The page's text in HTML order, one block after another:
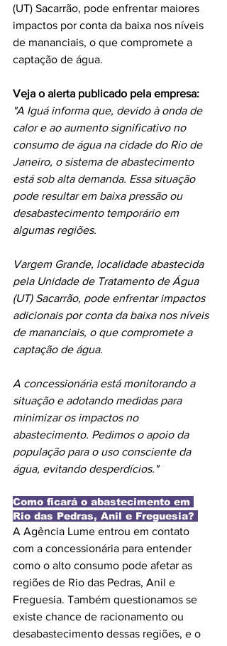
(UT) Sacarrão, pode enfrentar maiores
impactos por conta da baixa nos níveis
de mananciais, o que compromete a
captação de água.
Veja o alerta publicado pela empresa:
"A Iguá informa que, devido à onda de
calor e ao aumento significativo no
consumo de água na cidade do Rio de
Janeiro, o sistema de abastecimento
está sob alta demanda. Essa situação
pode resultar em baixa pressão ou
desabastecimento temporário em
algumas regiões.
Vargem Grande, localidade abastecida
pela Unidade de Tratamento de Água
(UT) Sacarrão, pode enfrentar impactos
adicionais por conta da baixa nos níveis
de mananciais, o que compromete a
captação de água.
A concessionária está monitorando a
situação e adotando medidas para
minimizar os impactos no
abastecimento. Pedimos o apoio da
população para o uso consciente da
água, evitando desperdícios."
Como ficará o abastecimento em
Rio das Pedras, Anil e Freguesia?
A Agência Lume entrou em contato
com a concessionária para entender
como o alto consumo pode afetar as
regiões de Rio das Pedras, Anil e
Freguesia. Também questionamos se
existe chance de racionamento ou
desabastecimento dessas regiões, e o